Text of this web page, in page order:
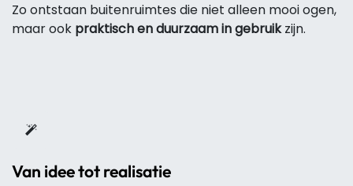
Zo ontstaan buitenruimtes die niet alleen mooi ogen,
maar ook praktisch en duurzaam in gebruikzijn.
Van idee tot realisatie